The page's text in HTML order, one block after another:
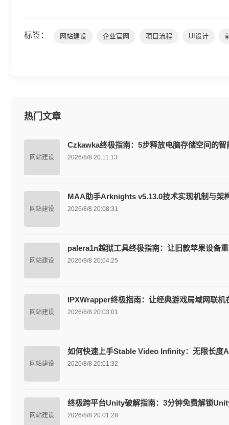
标签： 网站建设 企业官网 项目流程 UI设计
热门文章
网站建设
Czkawka终极指南：5步释放电脑存储空间的智
2026/8/8 20:11:13
网站建设
MAA助手Arknights v5.13.0技术实现机制与架
2026/8/8 20:08:31
网站建设
palera1n越狱工具终极指南：让旧款苹果设备
2026/8/8 20:04:25
网站建设
IPXWrapper终极指南：让经典游戏局域网联
2026/8/8 20:03:01
网站建设
如何快速上手Stable Video Infinity：无限长度
2026/8/8 20:01:32
网站建设
终极跨平台Unity破解指南：3分钟免费解锁
2026/8/8 20:01:28